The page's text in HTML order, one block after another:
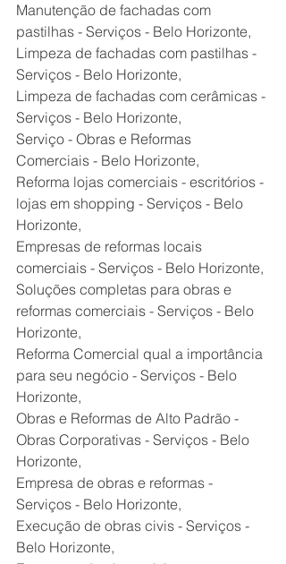
Manutenção de fachadas com
pastilhas - Serviços - Belo Horizonte,
Limpeza de fachadas com pastilhas -
Serviços - Belo Horizonte,
Limpeza de fachadas com cerâmicas -
Serviços - Belo Horizonte,
Serviço - Obras e Reformas
Comerciais - Belo Horizonte,
Reforma lojas comerciais - escritórios -
lojas em shopping - Serviços - Belo
Horizonte,
Empresas de reformas locais
comerciais - Serviços - Belo Horizonte,
Soluções completas para obras e
reformas comerciais - Serviços - Belo
Horizonte,
Reforma Comercial qual a importância
para seu negócio - Serviços - Belo
Horizonte,
Obras e Reformas de Alto Padrão -
Obras Corporativas - Serviços - Belo
Horizonte,
Empresa de obras e reformas -
Serviços - Belo Horizonte,
Execução de obras civis - Serviços -
Belo Horizonte,